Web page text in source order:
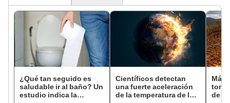
¿Qué tan seguido es
saludable ir al baño? Un
estudio indica la
Científicos detectan
una fuerte aceleración
de la temperatura de la
Más
de